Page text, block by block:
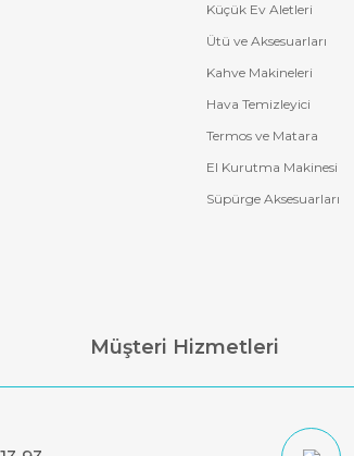
Küçük Ev Aletleri
Ütü ve Aksesuarları
Kahve Makineleri
Hava Temizleyici
Termos ve Matara
El Kurutma Makinesi
Süpürge Aksesuarları
Müşteri Hizmetleri